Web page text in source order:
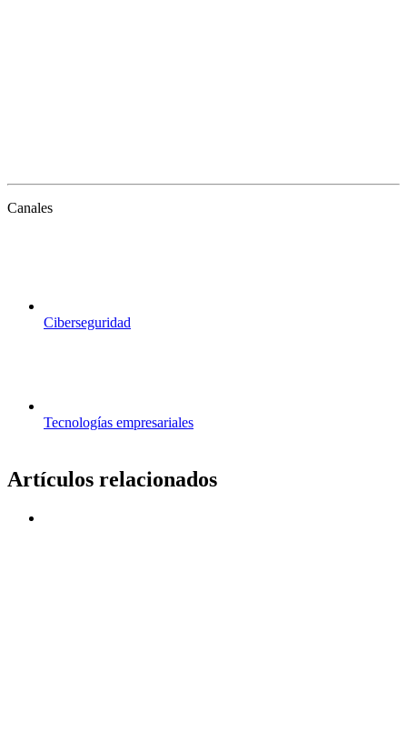
Canales
Ciberseguridad
Tecnologías empresariales
Artículos relacionados